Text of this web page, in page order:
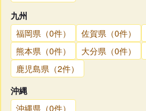
九州
福岡県（0件）
佐賀県（0件）
熊本県（0件）
大分県（0件）
鹿児島県（2件）
沖縄
沖縄県（0件）